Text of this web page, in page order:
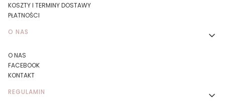
KOSZTY I TERMINY DOSTAWY
PŁATNOŚCI
O NAS
O NAS
FACEBOOK
KONTAKT
REGULAMIN